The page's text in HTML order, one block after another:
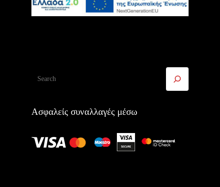
Ασφαλείς συναλλαγές μέσω